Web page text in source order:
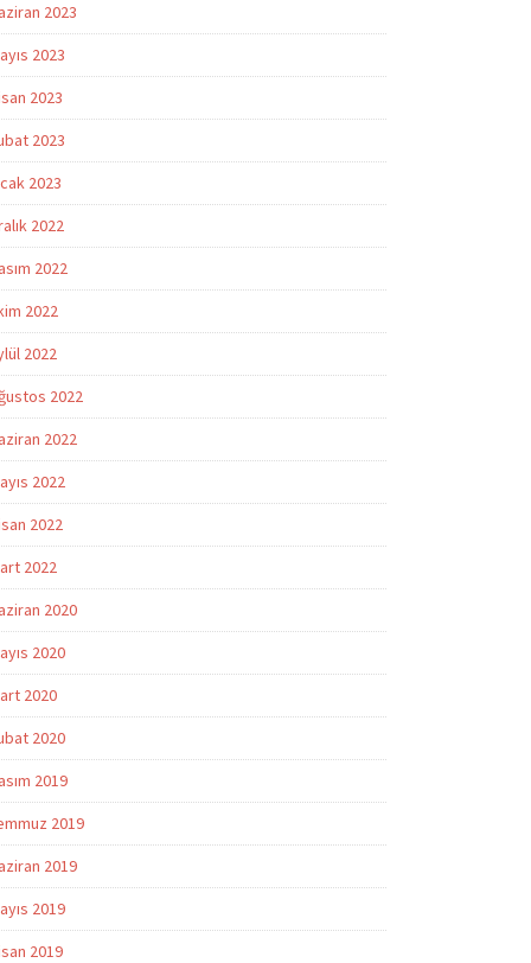
2023
2023
2023
2023
2023
2022
2022
2022
2022
2022
2022
2022
2022
2022
2020
2020
2020
2020
2019
2019
2019
2019
2019